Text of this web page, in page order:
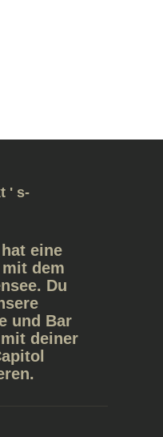
eine
dem
Du
und Bar
deiner